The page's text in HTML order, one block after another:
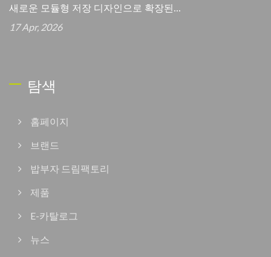
새로운 모듈형 저장 디자인으로 확장된...
17 Apr, 2026
탐색
홈페이지
브랜드
밥부자 드림팩토리
제품
E-카탈로그
뉴스